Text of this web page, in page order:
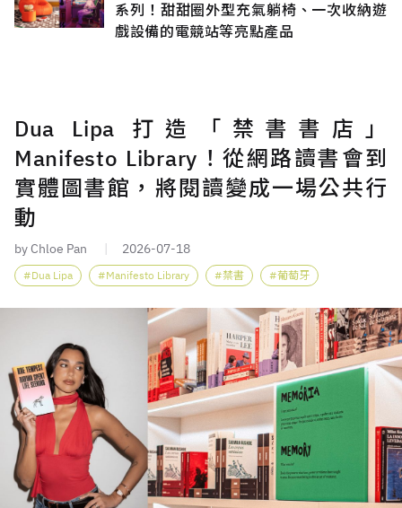
系列！甜甜圈外型充氣躺椅、一次收納遊
戲設備的電競站等亮點產品
Dua Lipa 打造「禁書書店」
Manifesto Library！從網路讀書會到
實體圖書館，將閱讀變成一場公共行
動
by Chloe Pan 2026-07-18
Dua Lipa Manifesto Library 禁書 葡萄牙